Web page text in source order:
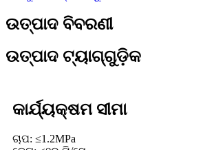
ଉତ୍ପାଦ ବିବରଣୀ
ଉତ୍ପାଦ ଟ୍ୟାଗ୍‌ଗୁଡ଼ିକ
କାର୍ଯ୍ୟକ୍ଷମ ସୀମା
ଚାପ: ≤1.2MPa